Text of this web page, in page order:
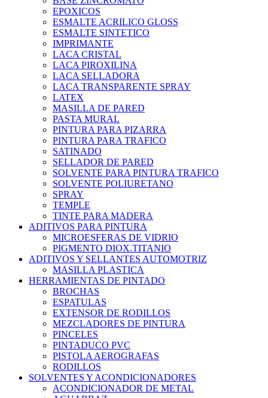
EPOXICOS
ESMALTE ACRILICO GLOSS
ESMALTE SINTETICO
IMPRIMANTE
LACA CRISTAL
LACA PIROXILINA
LACA SELLADORA
LACA TRANSPARENTE SPRAY
LATEX
MASILLA DE PARED
PASTA MURAL
PINTURA PARA PIZARRA
PINTURA PARA TRAFICO
SATINADO
SELLADOR DE PARED
SOLVENTE PARA PINTURA TRAFICO
SOLVENTE POLIURETANO
SPRAY
TEMPLE
TINTE PARA MADERA
ADITIVOS PARA PINTURA
MICROESFERAS DE VIDRIO
PIGMENTO DIOX.TITANIO
ADITIVOS Y SELLANTES AUTOMOTRIZ
MASILLA PLASTICA
HERRAMIENTAS DE PINTADO
BROCHAS
ESPATULAS
EXTENSOR DE RODILLOS
MEZCLADORES DE PINTURA
PINCELES
PINTADUCO PVC
PISTOLA AEROGRAFAS
RODILLOS
SOLVENTES Y ACONDICIONADORES
ACONDICIONADOR DE METAL